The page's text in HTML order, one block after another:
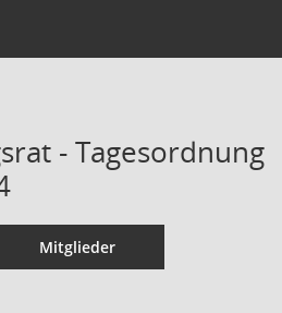
- Tagesordnung
Mitglieder